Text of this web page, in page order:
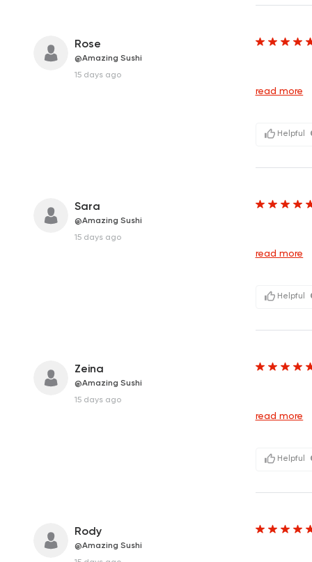
Rose
@Amazing Sushi
15 days ago
read more
Helpful
Sara
@Amazing Sushi
15 days ago
read more
Helpful
Zeina
@Amazing Sushi
15 days ago
read more
Helpful
Rody
@Amazing Sushi